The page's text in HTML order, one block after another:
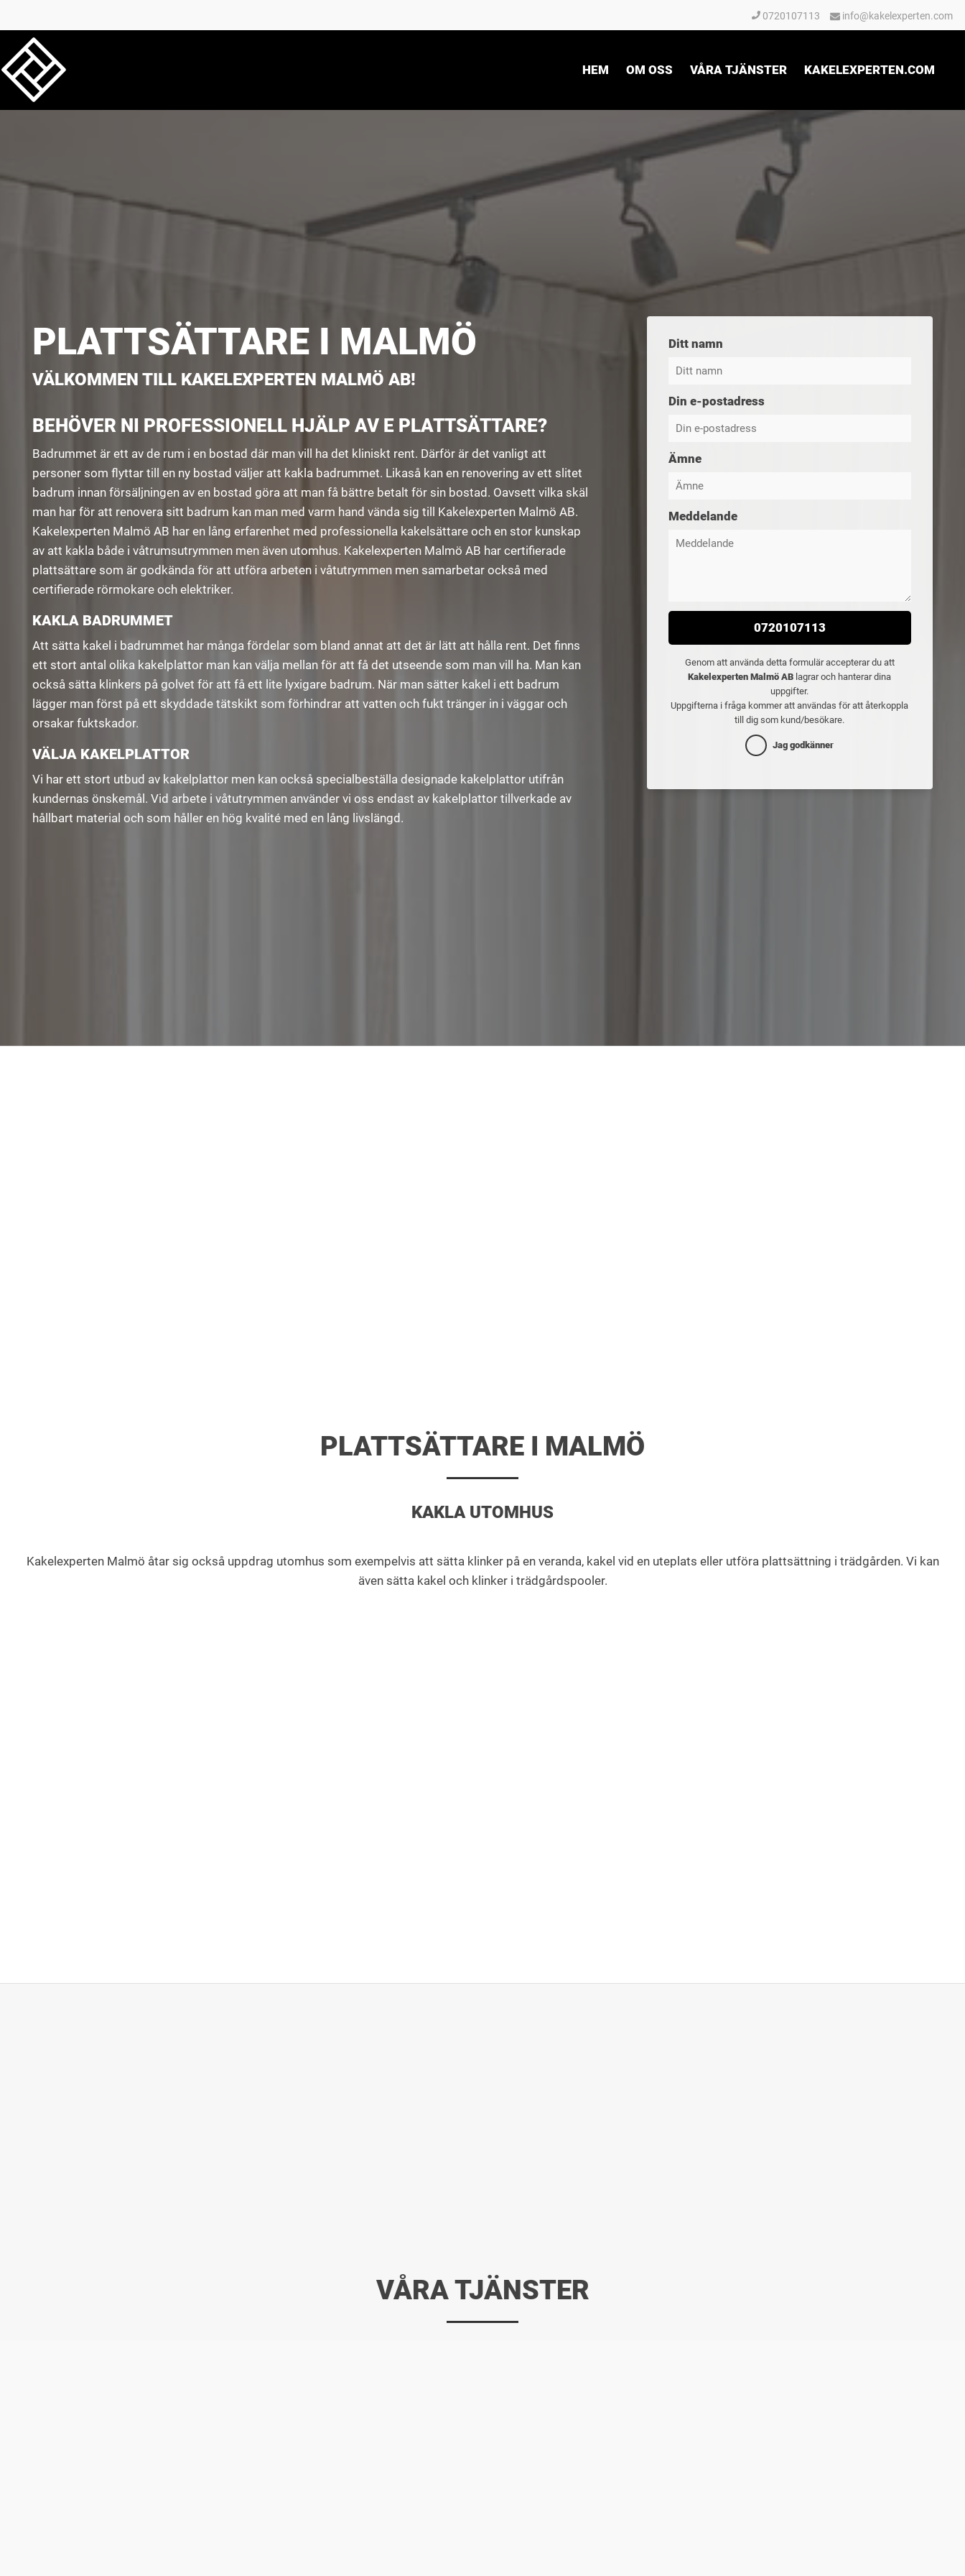
0720107113 info@kakelexperten.com
HEM OM OSS VÅRA TJÄNSTER KAKELEXPERTEN.COM
PLATTSÄTTARE I MALMÖ
VÄLKOMMEN TILL KAKELEXPERTEN MALMÖ AB!
BEHÖVER NI PROFESSIONELL HJÄLP AV E PLATTSÄTTARE?
Badrummet är ett av de rum i en bostad där man vill ha det kliniskt rent. Därför är det vanligt att
personer som flyttar till en ny bostad väljer att kakla badrummet. Likaså kan en renovering av ett slitet
badrum innan försäljningen av en bostad göra att man få bättre betalt för sin bostad. Oavsett vilka skäl
man har för att renovera sitt badrum kan man med varm hand vända sig till Kakelexperten Malmö AB.
Kakelexperten Malmö AB har en lång erfarenhet med professionella kakelsättare och en stor kunskap
av att kakla både i våtrumsutrymmen men även utomhus. Kakelexperten Malmö AB har certifierade
plattsättare som är godkända för att utföra arbeten i våtutrymmen men samarbetar också med
certifierade rörmokare och elektriker.
KAKLA BADRUMMET
Att sätta kakel i badrummet har många fördelar som bland annat att det är lätt att hålla rent. Det finns
ett stort antal olika kakelplattor man kan välja mellan för att få det utseende som man vill ha. Man kan
också sätta klinkers på golvet för att få ett lite lyxigare badrum. När man sätter kakel i ett badrum
lägger man först på ett skyddade tätskikt som förhindrar att vatten och fukt tränger in i väggar och
orsakar fuktskador.
VÄLJA KAKELPLATTOR
Vi har ett stort utbud av kakelplattor men kan också specialbeställa designade kakelplattor utifrån
kundernas önskemål. Vid arbete i våtutrymmen använder vi oss endast av kakelplattor tillverkade av
hållbart material och som håller en hög kvalité med en lång livslängd.
Ditt namn
Din e-postadress
Ämne
Meddelande
0720107113
Genom att använda detta formulär accepterar du att
Kakelexperten Malmö AB lagrar och hanterar dina
uppgifter.
Uppgifterna i fråga kommer att användas för att återkoppla
till dig som kund/besökare.
Jag godkänner
PLATTSÄTTARE I MALMÖ
KAKLA UTOMHUS
Kakelexperten Malmö åtar sig också uppdrag utomhus som exempelvis att sätta klinker på en veranda, kakel vid en uteplats eller utföra plattsättning i trädgården. Vi kan
även sätta kakel och klinker i trädgårdspooler.
VÅRA TJÄNSTER